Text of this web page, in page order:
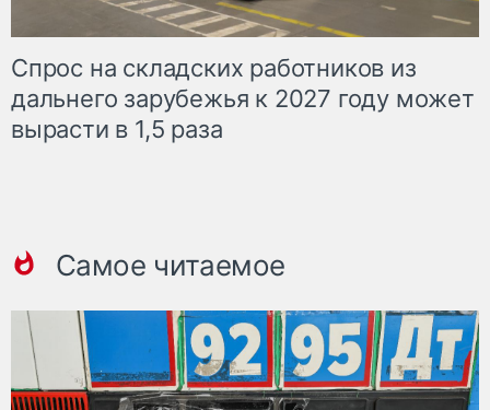
Спрос на складских работников из
дальнего зарубежья к 2027 году может
вырасти в 1,5 раза
Самое читаемое